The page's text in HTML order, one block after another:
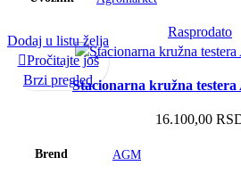
Rasprodato
Stacionarna kružna
16.100,00
Brend AGM
Dodaj u listu želja
Pročitajte još
Brzi pregled